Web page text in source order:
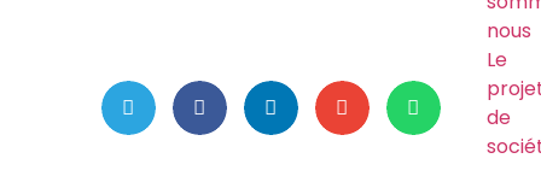
nous
Le
de